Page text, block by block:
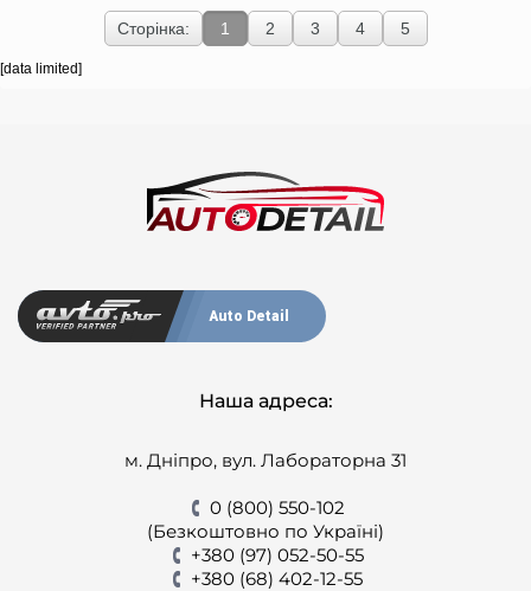
Сторінка: 1 2 3 4 5
[data limited]
Auto Detail
Наша адреса:
м. Дніпро, вул. Лабораторна 31
0 (800) 550-102
(Безкоштовно по Україні)
+380 (97) 052-50-55
+380 (68) 402-12-55